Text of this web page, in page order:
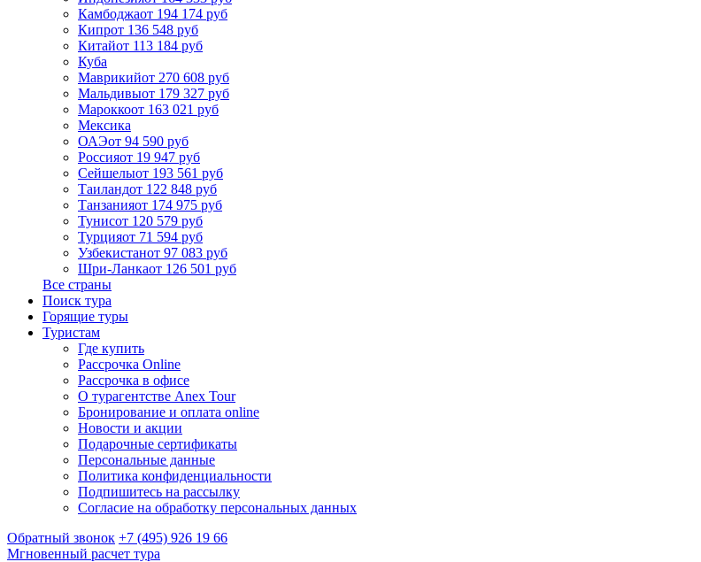
Камбоджаот 194 174 руб
Кипрот 136 548 руб
Китайот 113 184 руб
Куба
Маврикийот 270 608 руб
Мальдивыот 179 327 руб
Мароккоот 163 021 руб
Мексика
ОАЭот 94 590 руб
Россияот 19 947 руб
Сейшелыот 193 561 руб
Таиландот 122 848 руб
Танзанияот 174 975 руб
Тунисот 120 579 руб
Турцияот 71 594 руб
Узбекистанот 97 083 руб
Шри-Ланкаот 126 501 руб
Все страны
Поиск тура
Горящие туры
Туристам
Где купить
Рассрочка Online
Рассрочка в офисе
О турагентстве Anex Tour
Бронирование и оплата online
Новости и акции
Подарочные сертификаты
Персональные данные
Политика конфиденциальности
Подпишитесь на рассылку
Согласие на обработку персональных данных
Обратный звонок +7 (495) 926 19 66
Мгновенный расчет тура